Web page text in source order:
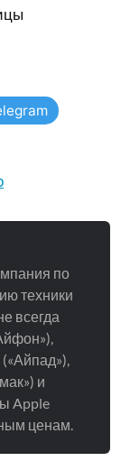
по
техники
всегда
и
Apple
ценам.